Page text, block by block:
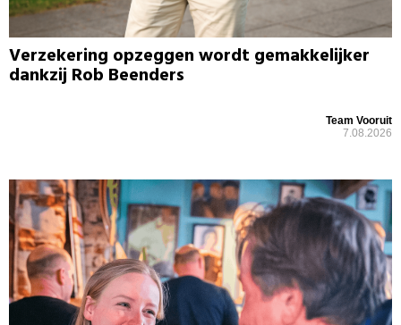
Verzekering opzeggen wordt gemakkelijker
dankzij Rob Beenders
Team Vooruit
7.08.2026